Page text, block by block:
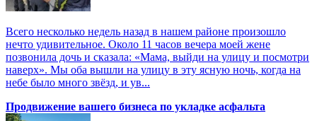
Всего несколько недель назад в нашем районе произошло
нечто удивительное. Около 11 часов вечера моей жене
позвонила дочь и сказала: «Мама, выйди на улицу и посмотри
наверх». Мы оба вышли на улицу в эту ясную ночь, когда на
небе было много звёзд, и ув...
Продвижение вашего бизнеса по укладке асфальта